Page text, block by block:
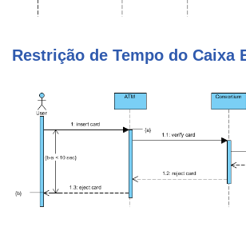
Restrição de Tempo do Caixa